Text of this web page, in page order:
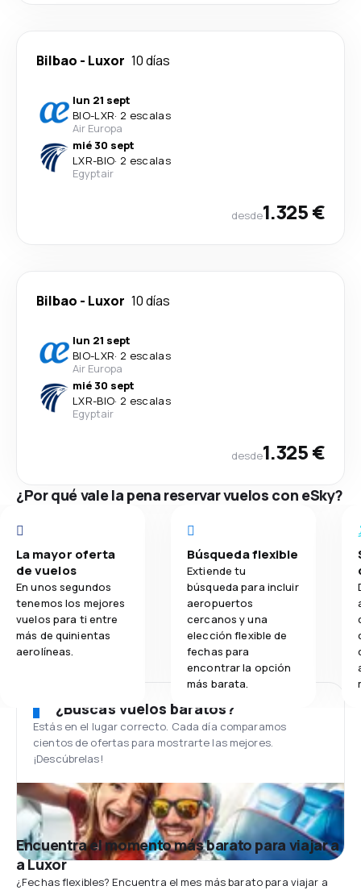
Bilbao - Luxor 10 días
lun 21 sept
BIO-LXR· 2 escalas
Air Europa
mié 30 sept
LXR-BIO· 2 escalas
Egyptair
desde1.325 €
Bilbao - Luxor 10 días
lun 21 sept
BIO-LXR· 2 escalas
Air Europa
mié 30 sept
LXR-BIO· 2 escalas
Egyptair
desde1.325 €
¿Por qué vale la pena reservar vuelos con eSky?
La mayor oferta
de vuelos
En unos segundos
tenemos los mejores
vuelos para ti entre
más de quinientas
aerolíneas.
Búsqueda flexible
Extiende tu
búsqueda para incluir
aeropuertos
cercanos y una
elección flexible de
fechas para
encontrar la opción
más barata.
¿Buscas vuelos baratos?
Estás en el lugar correcto. Cada día comparamos
cientos de ofertas para mostrarte las mejores.
¡Descúbrelas!
Encuentra el momento más barato para viajar a
a Luxor
¿Fechas flexibles? Encuentra el mes más barato para viajar a